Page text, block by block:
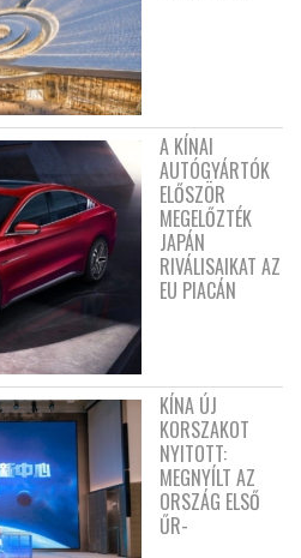
A KÍNAI
AUTÓGYÁRTÓK
ELŐSZÖR
MEGELŐZTÉK
JAPÁN
RIVÁLISAIKAT AZ
EU PIACÁN
KÍNA ÚJ
KORSZAKOT
NYITOTT:
MEGNYÍLT AZ
ORSZÁG ELSŐ
ŰR-